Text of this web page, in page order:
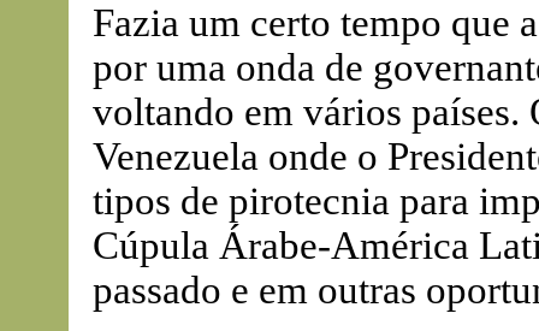
Fazia um certo tempo que
por uma onda de
voltando em vários países.
Venezuela onde o
tipos de pirotecnia para
Cúpula Árabe-América
passado e em outras